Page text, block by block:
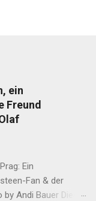
ein
Freund
Ein
Fan & der
Andi Bauer Dieser